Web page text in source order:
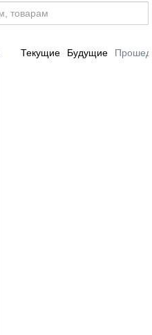
Текущие Будущие